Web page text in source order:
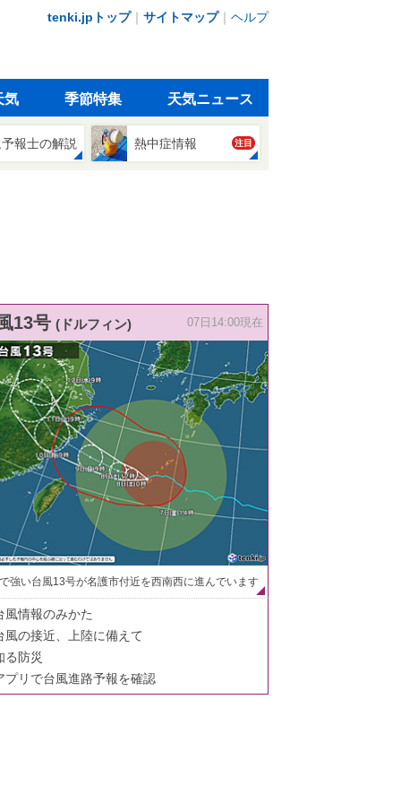
tenki.jpトップ｜ サイトマップ｜ ヘルプ
気 季節特集 天気ニュース
報士の解説 熱中症情報 注目
13号 (ドルフィン) 07日14:00現在
強い台風13号が名護市付近を西南西に進んでいます
風情報のみかた
風の接近、上陸に備えて
る防災
プリで台風進路予報を確認